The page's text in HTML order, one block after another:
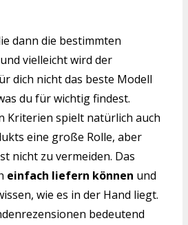
dann die bestimmten
vielleicht wird der
dich nicht das beste Modell
du für wichtig findest.
Kriterien spielt natürlich auch
eine große Rolle, aber
nicht zu vermeiden. Das
einfach liefern können und
wie es in der Hand liegt.
bedeutend